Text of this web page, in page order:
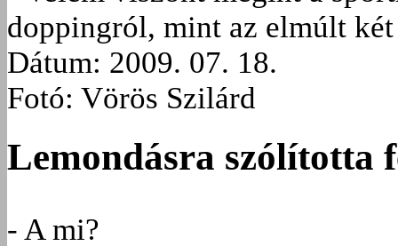
doppingról, mint az elmúlt
Dátum: 2009. 07. 18.
Fotó: Vörös Szilárd
Lemondásra szólította
- A mi?